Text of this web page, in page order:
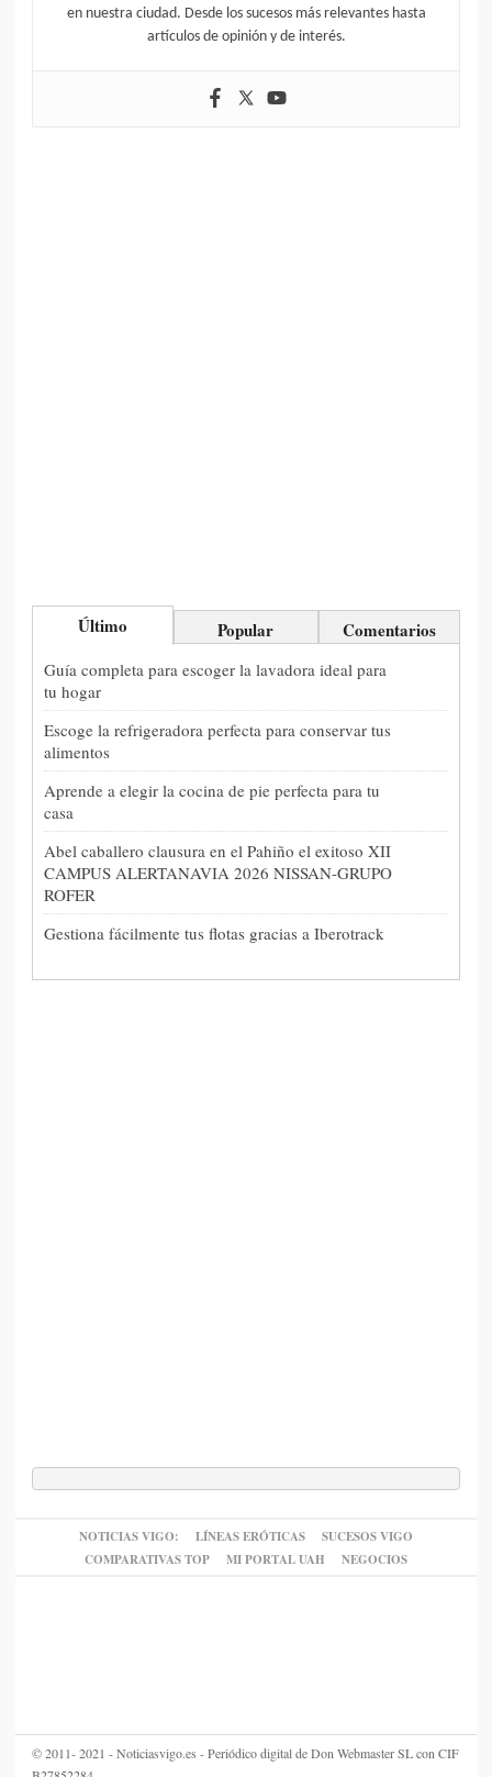
en nuestra ciudad. Desde los sucesos más relevantes hasta
artículos de opinión y de interés.
Último Popular Comentarios
Guía completa para escoger la lavadora ideal para
tu hogar
Escoge la refrigeradora perfecta para conservar tus
alimentos
Aprende a elegir la cocina de pie perfecta para tu
casa
Abel caballero clausura en el Pahiño el exitoso XII
CAMPUS ALERTANAVIA 2026 NISSAN-GRUPO
ROFER
Gestiona fácilmente tus flotas gracias a Iberotrack
NOTICIAS VIGO: LÍNEAS ERÓTICAS
SUCESOS VIGO
COMPARATIVAS TOP
MI PORTAL UAH NEGOCIOS
© 2011- 2021 - Noticiasvigo.es - Periódico digital de Don Webmaster SL con CIF